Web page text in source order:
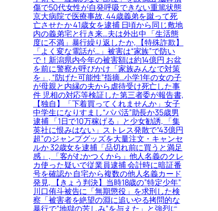
傷で50代女性が自発呼吸できない重篤状態
京大病院で医療事故, 44歳義弟を蹴って死
亡させたか 41歳女を逮捕 日頃から同じ敷地
内の義弟宅と行き来…夫は外出中 「生活態
度に不満」暴行繰り返したか, 【特殊詐欺】
「よく変な電話が…」被害は“家族”で防い
で！新潟県内今年の被害額は約14億円 お盆
を前に警察が呼びかけ「家族みんなで対策
を」, “防げた可能性”指摘…小学1年の女の子
が母親と内縁の夫から虐待受け死亡した事
件 児相の対応等検証した第三者委が報告書,
【独自】「下着買ってくれませんか」女子
中学生になりすまし“パパ活”助長か35歳男
逮捕 「1日で10万稼げる」と少女勧誘, 「集
英社に恨みはない」ストレス発散で“43億円
超”のジャンプグッズを大量注文・キャンセ
ルか 32歳女を逮捕「品切れ前に買うと満足
感」, 「客がむかつくから」他人名義のクレ
カ使った疑いで従業員逮捕 会計時に暗証番
号を確認か 自宅から複数の他人名義カード
発見, 【きょう判決】当時18歳の”特定少年”
川口侑斗被告に「無期懲役」を求刑した検
察「被害者を絶望の淵に追いやる拷問的な
暴行で”地獄の苦しみ”を与えた」と強烈に